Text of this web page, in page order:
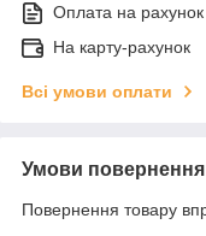
Оплата на рахунок
На карту-рахунок
Всі умови оплати
Умови повернення
Повернення товару